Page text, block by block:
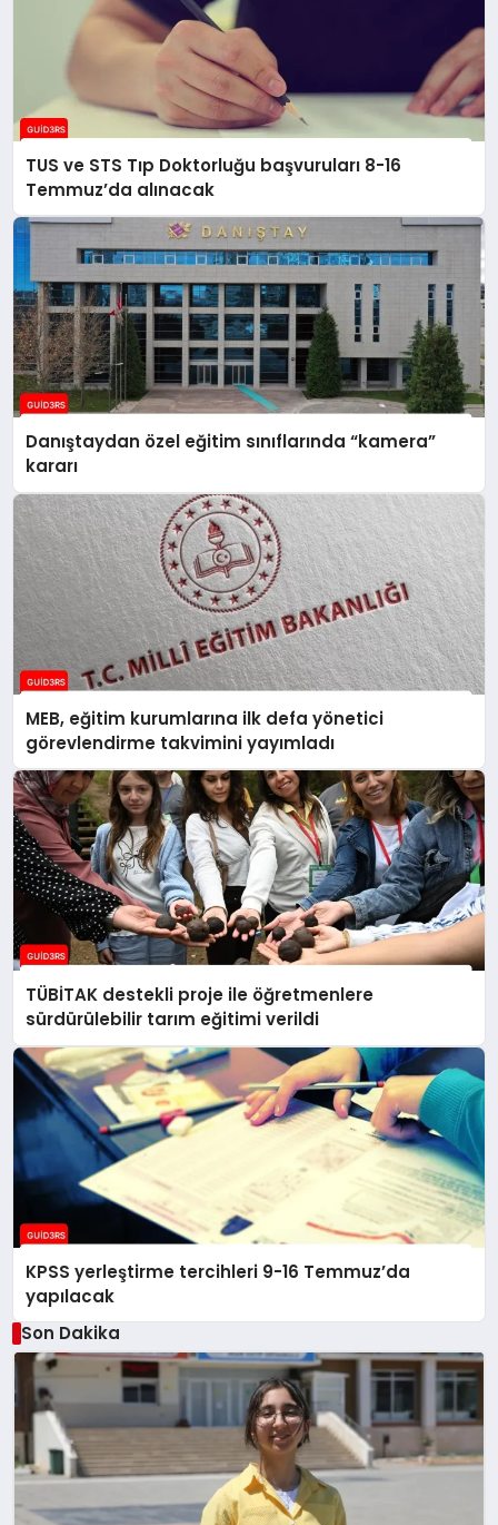
TUS ve STS Tıp Doktorluğu başvuruları 8-16
Temmuz’da alınacak
Danıştaydan özel eğitim sınıflarında “kamera”
kararı
MEB, eğitim kurumlarına ilk defa yönetici
görevlendirme takvimini yayımladı
TÜBİTAK destekli proje ile öğretmenlere
sürdürülebilir tarım eğitimi verildi
KPSS yerleştirme tercihleri 9-16 Temmuz’da
yapılacak
Son Dakika